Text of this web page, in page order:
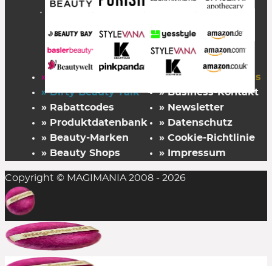
» Startseite
» Dirty Beauty Talk
» Rabattcodes
» Produktdatenbank
» Beauty-Marken
» Beauty Shops
» FAZ Kaufkompass
» Business-Kontakt
» Newsletter
» Datenschutz
» Cookie-Richtlinie
» Impressum
Copyright © MAGIMANIA 2008 - 2026